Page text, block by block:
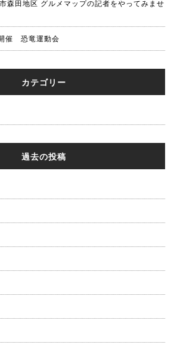
森田地区 グルメマップの記者をやってみませ
催 恐竜運動会
カテゴリー
過去の投稿